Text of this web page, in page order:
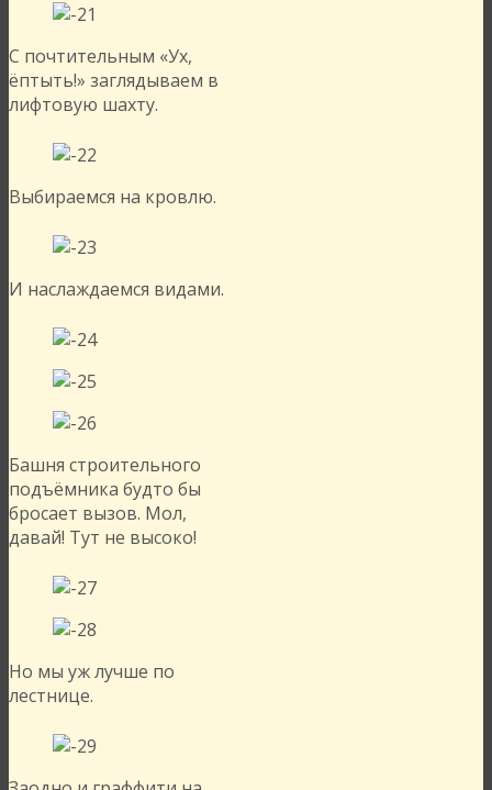
С почтительным «Ух,
ёптыть!» заглядываем в
лифтовую шахту.
Выбираемся на кровлю.
И наслаждаемся видами.
Башня строительного
подъёмника будто бы
бросает вызов. Мол,
давай! Тут не высоко!
Но мы уж лучше по
лестнице.